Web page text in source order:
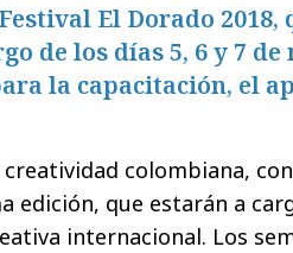
El Dorado 2018,
de los días 5, 6 y 7 de
la capacitación, el
colombiana,
edición, que estarán a
internacional. Los